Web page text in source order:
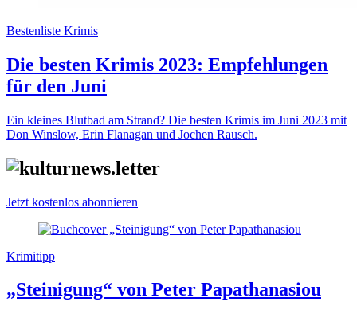
Bestenliste Krimis
Die besten Krimis 2023: Empfehlungen
für den Juni
Ein kleines Blutbad am Strand? Die besten Krimis im Juni 2023 mit
Don Winslow, Erin Flanagan und Jochen Rausch.
Jetzt kostenlos abonnieren
Krimitipp
„Steinigung“ von Peter Papathanasiou